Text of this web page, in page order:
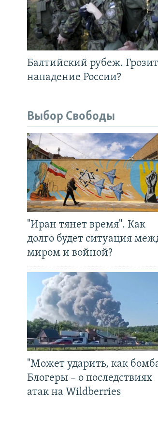
Балтийский рубеж.
нападение России?
Выбор Свободы
"Иран тянет время". Как
долго будет ситуация
миром и войной?
"Может ударить, как
Блогеры – о последствиях
атак на Wildberries